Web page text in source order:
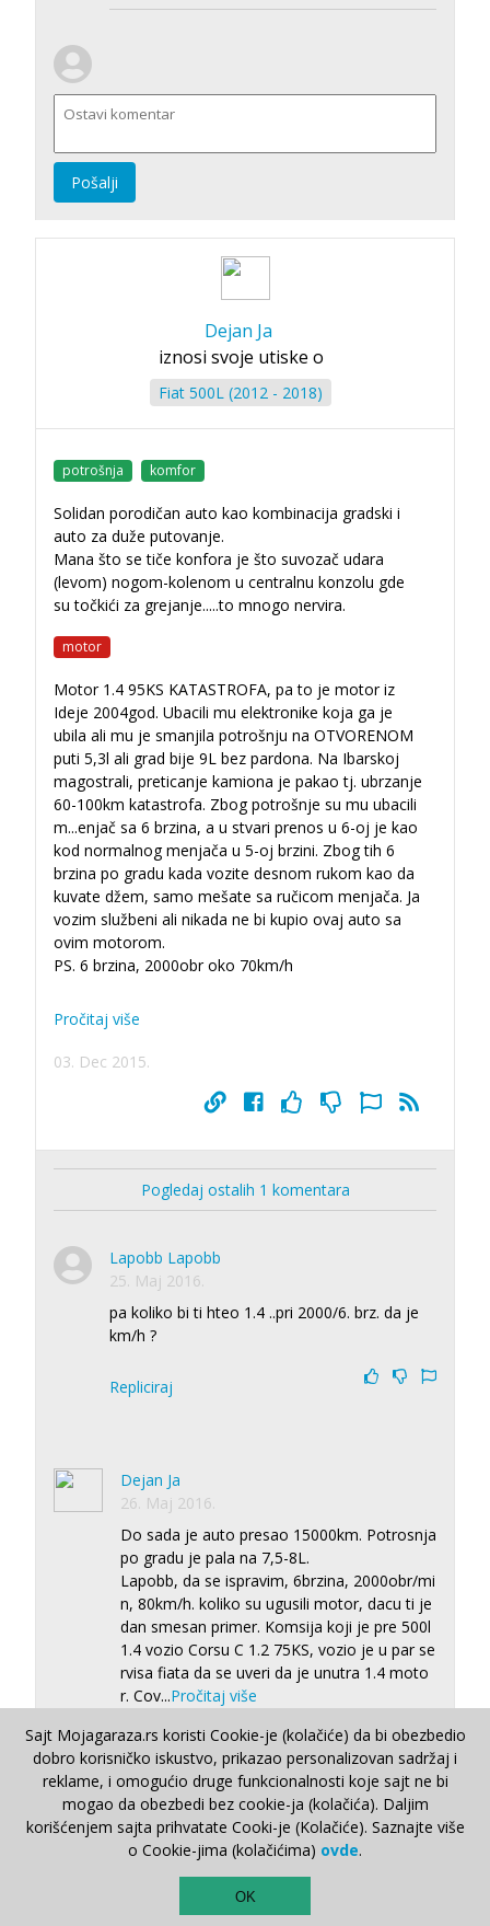
Pošalji
Dejan Ja
iznosi svoje utiske o
Fiat 500L (2012 - 2018)
potrošnja komfor
Solidan porodičan auto kao kombinacija gradski i
auto za duže putovanje.
Mana što se tiče konfora je što suvozač udara
(levom) nogom-kolenom u centralnu konzolu gde
su točkići za grejanje.....to mnogo nervira.
motor
Motor 1.4 95KS KATASTROFA, pa to je motor iz
Ideje 2004god. Ubacili mu elektronike koja ga je
ubila ali mu je smanjila potrošnju na OTVORENOM
puti 5,3l ali grad bije 9L bez pardona. Na Ibarskoj
magostrali, preticanje kamiona je pakao tj. ubrzanje
60-100km katastrofa. Zbog potrošnje su mu ubacili
m...enjač sa 6 brzina, a u stvari prenos u 6-oj je kao
kod normalnog menjača u 5-oj brzini. Zbog tih 6
brzina po gradu kada vozite desnom rukom kao da
kuvate džem, samo mešate sa ručicom menjača. Ja
vozim službeni ali nikada ne bi kupio ovaj auto sa
ovim motorom.
PS. 6 brzina, 2000obr oko 70km/h
Pročitaj više
03. Dec 2015.
Pogledaj ostalih 1 komentara
Lapobb Lapobb
25. Maj 2016.
pa koliko bi ti hteo 1.4 ..pri 2000/6. brz. da je
km/h ?
Repliciraj
Dejan Ja
26. Maj 2016.
Do sada je auto presao 15000km. Potrosnja
po gradu je pala na 7,5-8L.
Lapobb, da se ispravim, 6brzina, 2000obr/mi
n, 80km/h. koliko su ugusili motor, dacu ti je
dan smesan primer. Komsija koji je pre 500l
1.4 vozio Corsu C 1.2 75KS, vozio je u par se
rvisa fiata da se uveri da je unutra 1.4 moto
r. Cov...Pročitaj više
Repliciraj
Bojan Nedeljkovic
27. Maj 2016.
Zato se auto proba pre kupovine, raspitas
se i pazaris. Dobio si tacno ono sto si i
Sajt Mojagaraza.rs koristi Cookie-je (kolačiće) da bi obezbedio
dobro korisničko iskustvo, prikazao personalizovan sadržaj i
reklame, i omogućio druge funkcionalnosti koje sajt ne bi
mogao da obezbedi bez cookie-ja (kolačića). Daljim
korišćenjem sajta prihvatate Cooki-je (Kolačiće). Saznajte više
o Cookie-jima (kolačićima) ovde.
OK